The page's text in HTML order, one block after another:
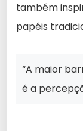
também
papéis
“A maior
é a